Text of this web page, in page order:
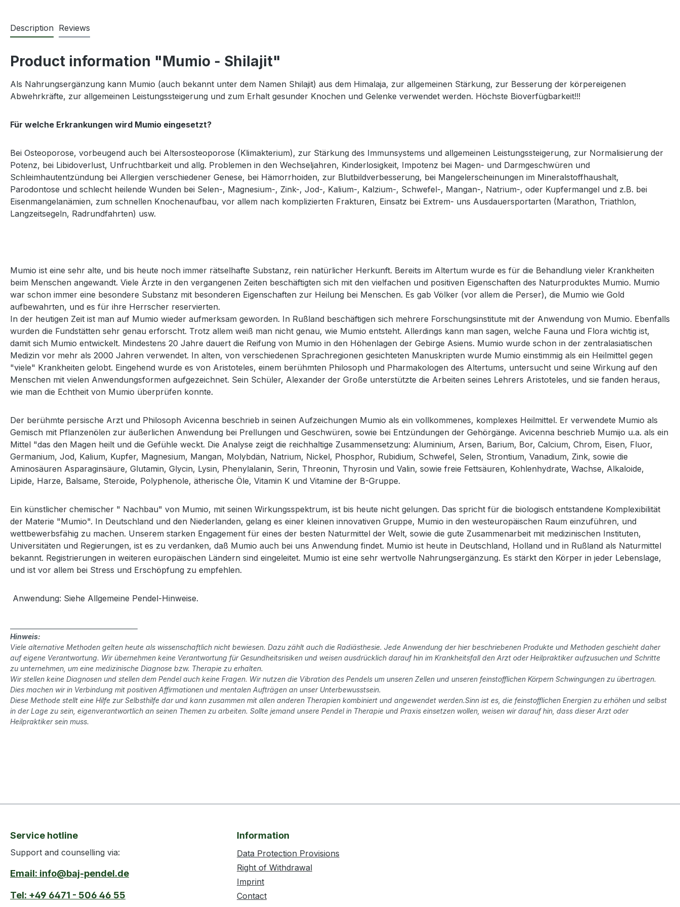
Description Reviews
Product information "Mumio - Shilajit"
Als Nahrungsergänzung kann Mumio (auch bekannt unter dem Namen Shilajit) aus dem Himalaja, zur allgemeinen Stärkung, zur Besserung der körpereigenen
Abwehrkräfte, zur allgemeinen Leistungssteigerung und zum Erhalt gesunder Knochen und Gelenke verwendet werden. Höchste Bioverfügbarkeit!!!
Für welche Erkrankungen wird Mumio eingesetzt?
Bei Osteoporose, vorbeugend auch bei Altersosteoporose (Klimakterium), zur Stärkung des Immunsystems und allgemeinen Leistungssteigerung, zur Normalisierung der
Potenz, bei Libidoverlust, Unfruchtbarkeit und allg. Problemen in den Wechseljahren, Kinderlosigkeit, Impotenz bei Magen- und Darmgeschwüren und
Schleimhautentzündung bei Allergien verschiedener Genese, bei Hämorrhoiden, zur Blutbildverbesserung, bei Mangelerscheinungen im Mineralstoffhaushalt,
Parodontose und schlecht heilende Wunden bei Selen-, Magnesium-, Zink-, Jod-, Kalium-, Kalzium-, Schwefel-, Mangan-, Natrium-, oder Kupfermangel und z.B. bei
Eisenmangelanämien, zum schnellen Knochenaufbau, vor allem nach komplizierten Frakturen, Einsatz bei Extrem- uns Ausdauersportarten (Marathon, Triathlon,
Langzeitsegeln, Radrundfahrten) usw.
Mumio ist eine sehr alte, und bis heute noch immer rätselhafte Substanz, rein natürlicher Herkunft. Bereits im Altertum wurde es für die Behandlung vieler Krankheiten
beim Menschen angewandt. Viele Ärzte in den vergangenen Zeiten beschäftigten sich mit den vielfachen und positiven Eigenschaften des Naturproduktes Mumio. Mumio
war schon immer eine besondere Substanz mit besonderen Eigenschaften zur Heilung bei Menschen. Es gab Völker (vor allem die Perser), die Mumio wie Gold
aufbewahrten, und es für ihre Herrscher reservierten.
In der heutigen Zeit ist man auf Mumio wieder aufmerksam geworden. In Rußland beschäftigen sich mehrere Forschungsinstitute mit der Anwendung von Mumio. Ebenfalls
wurden die Fundstätten sehr genau erforscht. Trotz allem weiß man nicht genau, wie Mumio entsteht. Allerdings kann man sagen, welche Fauna und Flora wichtig ist,
damit sich Mumio entwickelt. Mindestens 20 Jahre dauert die Reifung von Mumio in den Höhenlagen der Gebirge Asiens. Mumio wurde schon in der zentralasiatischen
Medizin vor mehr als 2000 Jahren verwendet. In alten, von verschiedenen Sprachregionen gesichteten Manuskripten wurde Mumio einstimmig als ein Heilmittel gegen
"viele" Krankheiten gelobt. Eingehend wurde es von Aristoteles, einem berühmten Philosoph und Pharmakologen des Altertums, untersucht und seine Wirkung auf den
Menschen mit vielen Anwendungsformen aufgezeichnet. Sein Schüler, Alexander der Große unterstützte die Arbeiten seines Lehrers Aristoteles, und sie fanden heraus,
wie man die Echtheit von Mumio überprüfen konnte.
Der berühmte persische Arzt und Philosoph Avicenna beschrieb in seinen Aufzeichungen Mumio als ein vollkommenes, komplexes Heilmittel. Er verwendete Mumio als
Gemisch mit Pflanzenölen zur äußerlichen Anwendung bei Prellungen und Geschwüren, sowie bei Entzündungen der Gehörgänge. Avicenna beschrieb Mumijo u.a. als ein
Mittel "das den Magen heilt und die Gefühle weckt. Die Analyse zeigt die reichhaltige Zusammensetzung: Aluminium, Arsen, Barium, Bor, Calcium, Chrom, Eisen, Fluor,
Germanium, Jod, Kalium, Kupfer, Magnesium, Mangan, Molybdän, Natrium, Nickel, Phosphor, Rubidium, Schwefel, Selen, Strontium, Vanadium, Zink, sowie die
Aminosäuren Asparaginsäure, Glutamin, Glycin, Lysin, Phenylalanin, Serin, Threonin, Thyrosin und Valin, sowie freie Fettsäuren, Kohlenhydrate, Wachse, Alkaloide,
Lipide, Harze, Balsame, Steroide, Polyphenole, ätherische Öle, Vitamin K und Vitamine der B-Gruppe.
Ein künstlicher chemischer " Nachbau" von Mumio, mit seinen Wirkungsspektrum, ist bis heute nicht gelungen. Das spricht für die biologisch entstandene Komplexibilität
der Materie "Mumio". In Deutschland und den Niederlanden, gelang es einer kleinen innovativen Gruppe, Mumio in den westeuropäischen Raum einzuführen, und
wettbewerbsfähig zu machen. Unserem starken Engagement für eines der besten Naturmittel der Welt, sowie die gute Zusammenarbeit mit medizinischen Instituten,
Universitäten und Regierungen, ist es zu verdanken, daß Mumio auch bei uns Anwendung findet. Mumio ist heute in Deutschland, Holland und in Rußland als Naturmittel
bekannt. Registrierungen in weiteren europäischen Ländern sind eingeleitet. Mumio ist eine sehr wertvolle Nahrungsergänzung. Es stärkt den Körper in jeder Lebenslage,
und ist vor allem bei Stress und Erschöpfung zu empfehlen.
Anwendung: Siehe Allgemeine Pendel-Hinweise.
Hinweis:
Viele alternative Methoden gelten heute als wissenschaftlich nicht bewiesen. Dazu zählt auch die Radiästhesie. Jede Anwendung der hier beschriebenen Produkte und Methoden geschieht daher
auf eigene Verantwortung. Wir übernehmen keine Verantwortung für Gesundheitsrisiken und weisen ausdrücklich darauf hin im Krankheitsfall den Arzt oder Heilpraktiker aufzusuchen und Schritte
zu unternehmen, um eine medizinische Diagnose bzw. Therapie zu erhalten.
Wir stellen keine Diagnosen und stellen dem Pendel auch keine Fragen. Wir nutzen die Vibration des Pendels um unseren Zellen und unseren feinstofflichen Körpern Schwingungen zu übertragen.
Dies machen wir in Verbindung mit positiven Affirmationen und mentalen Aufträgen an unser Unterbewusstsein.
Diese Methode stellt eine Hilfe zur Selbsthilfe dar und kann zusammen mit allen anderen Therapien kombiniert und angewendet werden.Sinn ist es, die feinstofflichen Energien zu erhöhen und selbst
in der Lage zu sein, eigenverantwortlich an seinen Themen zu arbeiten. Sollte jemand unsere Pendel in Therapie und Praxis einsetzen wollen, weisen wir darauf hin, dass dieser Arzt oder
Heilpraktiker sein muss.
Service hotline
Support and counselling via:
Email: info@baj-pendel.de
Tel: +49 6471 - 506 46 55
Information
Data Protection Provisions
Right of Withdrawal
Imprint
Contact